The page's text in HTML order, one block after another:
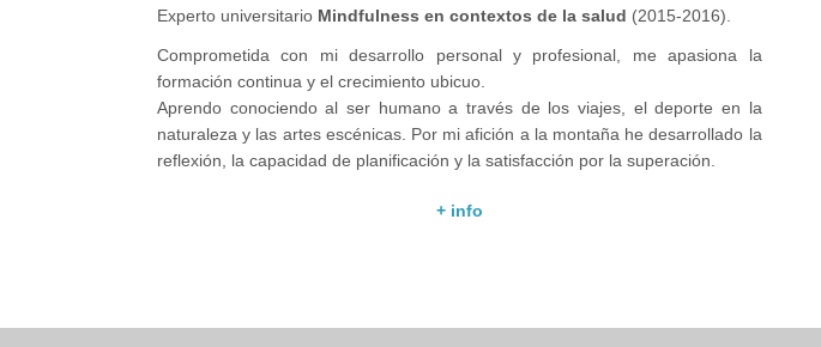
Experto universitario Mindfulness en contextos de la salud (2015-2016).
Comprometida con mi desarrollo personal y profesional, me apasiona la
formación continua y el crecimiento ubicuo.
Aprendo conociendo al ser humano a través de los viajes, el deporte en la
naturaleza y las artes escénicas. Por mi afición a la montaña he desarrollado la
reflexión, la capacidad de planificación y la satisfacción por la superación.
+ info